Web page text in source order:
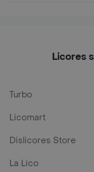
Licores
Turbo
Licomart
Dislicores Store
La Lico